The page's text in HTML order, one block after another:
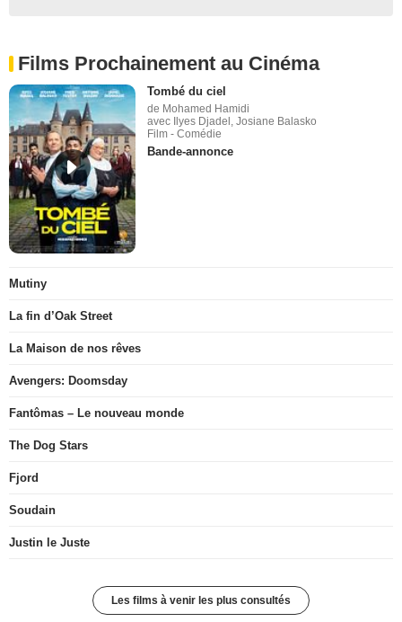
Films Prochainement au Cinéma
Tombé du ciel
de Mohamed Hamidi
avec Ilyes Djadel, Josiane Balasko
Film - Comédie
Bande-annonce
Mutiny
La fin d’Oak Street
La Maison de nos rêves
Avengers: Doomsday
Fantômas – Le nouveau monde
The Dog Stars
Fjord
Soudain
Justin le Juste
Les films à venir les plus consultés